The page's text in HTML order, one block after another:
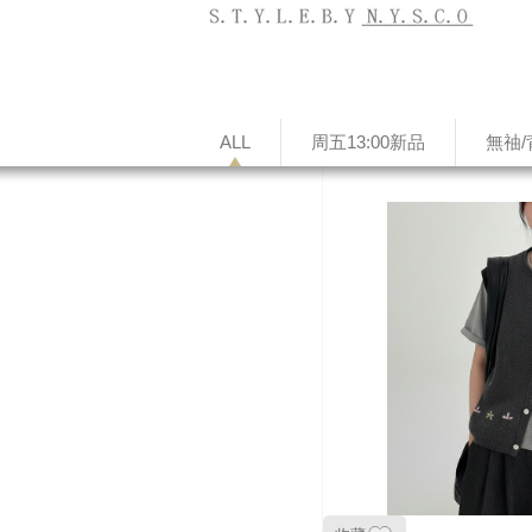
ALL 周五13:00新品 無䄂/